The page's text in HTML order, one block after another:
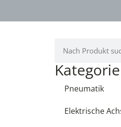
Pneumatik
Elektrische